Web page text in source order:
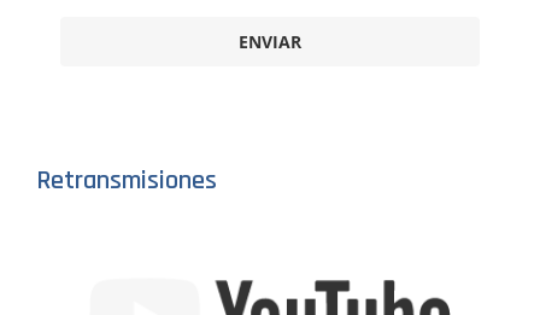
ENVIAR
Retransmisiones